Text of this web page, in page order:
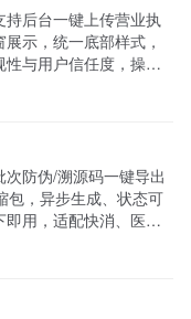
持后台一键上传营业执
展示，统一底部样式，
性与用户信任度，操作
次防伪/溯源码一键导出
包，异步生成、状态可
即用，适配快消、医